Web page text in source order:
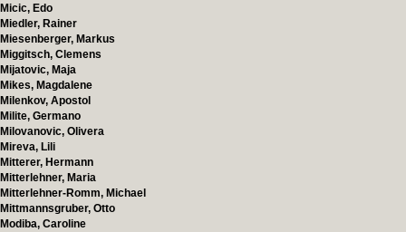
Micic, Edo
Miedler, Rainer
Miesenberger, Markus
Miggitsch, Clemens
Mijatovic, Maja
Mikes, Magdalene
Milenkov, Apostol
Milite, Germano
Milovanovic, Olivera
Mireva, Lili
Mitterer, Hermann
Mitterlehner, Maria
Mitterlehner-Romm, Michael
Mittmannsgruber, Otto
Modiba, Caroline